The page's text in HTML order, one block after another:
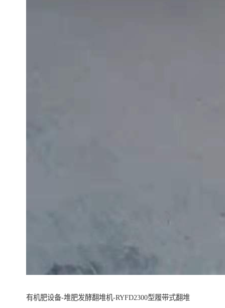
有机肥设备-堆肥发酵翻堆机-RYFD2300型履带式翻堆